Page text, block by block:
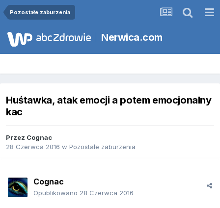
Pozostałe zaburzenia
Nerwica.com
Huśtawka, atak emocji a potem emocjonalny
kac
Przez Cognac
28 Czerwca 2016 w Pozostałe zaburzenia
Cognac
Opublikowano 28 Czerwca 2016